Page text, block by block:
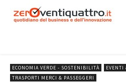
ECONOMIA VERDE - SOSTENIBILITÀ
EVENTI
TRASPORTI MERCI & PASSEGGERI